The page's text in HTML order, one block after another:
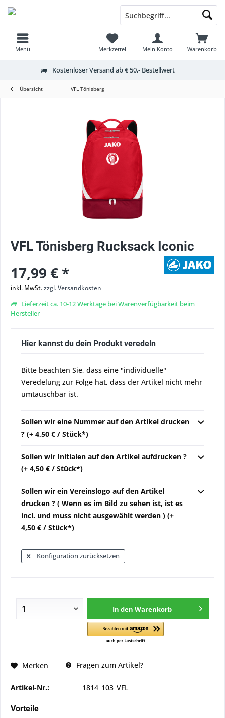
Menü Warenkorb
Merkzettel Mein Konto
Kostenloser Versand ab € 50,- Bestellwert
Übersicht VFL Tönisberg
VFL Tönisberg Rucksack Iconic
17,99 € *
inkl. MwSt.zzgl. Versandkosten
Lieferzeit ca. 10-12 Werktage bei Warenverfügbarkeit beim
Hersteller
Hier kannst du dein Produkt veredeln
Bitte beachten Sie, dass eine "individuelle"
Veredelung zur Folge hat, dass der Artikel nicht mehr
umtauschbar ist.
Sollen wir eine Nummer auf den Artikel drucken
? (+ 4,50 € / Stück*)
Sollen wir Initialen auf den Artikel aufdrucken ?
(+ 4,50 € / Stück*)
Sollen wir ein Vereinslogo auf den Artikel
drucken ? ( Wenn es im Bild zu sehen ist, ist es
incl. und muss nicht ausgewählt werden ) (+
4,50 € / Stück*)
Konfiguration zurücksetzen
In den Warenkorb
Merken Fragen zum Artikel?
Artikel-Nr.: 1814_103_VFL
Vorteile